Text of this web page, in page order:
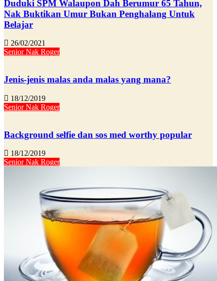
Duduki SPM Walaupon Dah Berumur 65 Tahun,
Nak Buktikan Umur Bukan Penghalang Untuk
Belajar
26/02/2021
Senior Nak Roger
Jenis-jenis malas anda malas yang mana?
18/12/2019
Senior Nak Roger
Background selfie dan sos med worthy popular
18/12/2019
Senior Nak Roger